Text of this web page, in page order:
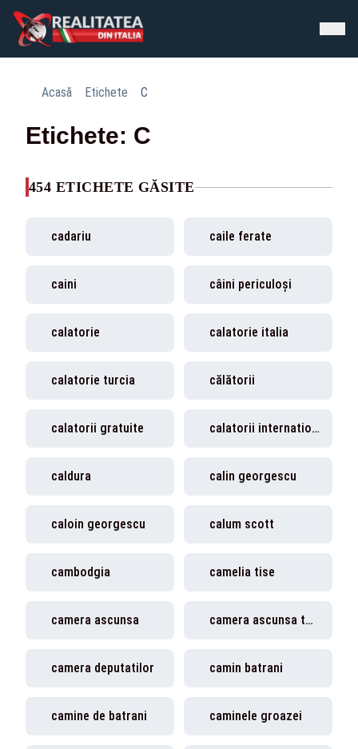
Acasă Etichete C
Etichete: C
454 ETICHETE GĂSITE
cadariu caile ferate
caini câini periculoşi
calatorie calatorie italia
calatorie turcia călătorii
calatorii gratuite calatorii internationale
caldura calin georgescu
caloin georgescu calum scott
cambodgia camelia tise
camera ascunsa camera ascunsa toaleta
camera deputatilor camin batrani
camine de batrani caminele groazei